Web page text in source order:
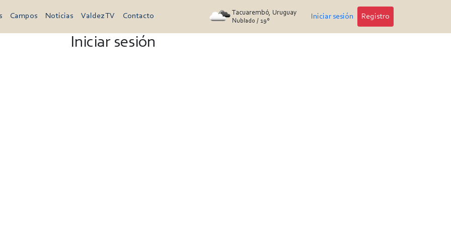
Campos Noticias Valdez TV Contacto Tacuarembó, Uruguay
Nublado / 19° Iniciar sesión Registro
Iniciar sesión